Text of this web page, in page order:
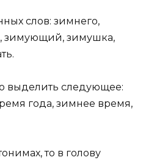
слов: зимнего,
зимующий, зимушка,
выделить следующее:
года, зимнее время,
то в голову